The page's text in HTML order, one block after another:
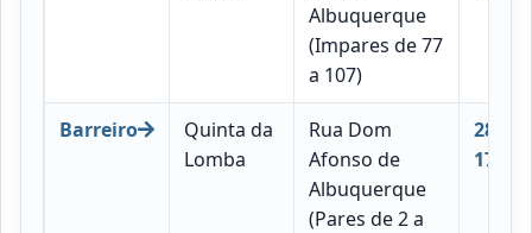
Albuquerque
(Impares de 77
a 107)
Barreiro
Quinta da
Lomba
Rua Dom
Afonso de
Albuquerque
(Pares de 2 a
2830-
176